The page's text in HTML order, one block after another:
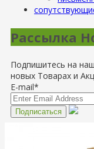
Рассылка
Подпишитесь на
новых Товарах и
E-mail*